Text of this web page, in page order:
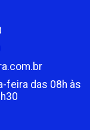
feira das 08h às